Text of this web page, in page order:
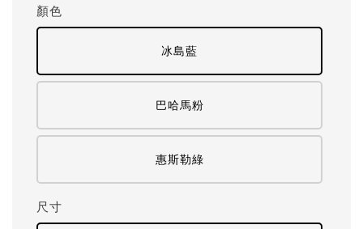
顏色
冰島藍
巴哈馬粉
惠斯勒綠
尺寸